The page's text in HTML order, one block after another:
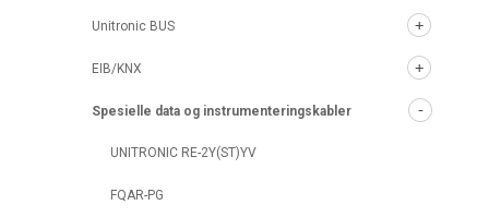
Unitronic BUS
EIB/KNX
Spesielle data og instrumenteringskabler
UNITRONIC RE-2Y(ST)YV
FQAR-PG